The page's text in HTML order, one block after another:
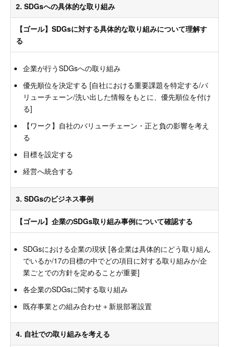
2. SDGsへの具体的な取り組み
【ゴール】SDGsに対する具体的な取り組みについて理解す
る
企業が行うSDGsへの取り組み
優先順位を決定する [自社における重要課題を特定する/バ
リューチェーン/洗い出した情報をもとに、優先順位を付け
る]
【ワーク】自社のバリューチェーン・正と負の影響を考え
る
目標を設定する
経営へ統合する
3. SDGsのビジネス事例
【ゴール】企業のSDGs取り組み事例について確認する
SDGsにおける企業の現状 [各企業は具体的にどう取り組ん
でいるか/17の目標の中でどの項目に対する取り組みか/企
業ごとでの方針を定めることが重要]
各企業のSDGsに関する取り組み
既存事業との組み合わせ＋新規部署設置
4. 自社での取り組みを考える